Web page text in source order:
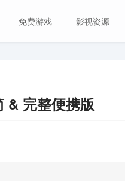
免费游戏 影视资源
& 完整便携版